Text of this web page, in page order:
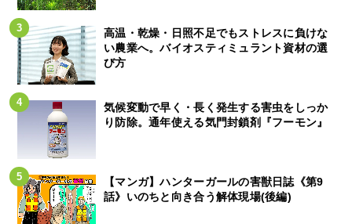
高温・乾燥・日照不足でもストレスに負けな
い農業へ。バイオスティミュラント資材の選
び方
気候変動で早く・長く発生する害虫をしっか
り防除。通年使える気門封鎖剤『フーモン』
【マンガ】ハンターガールの害獣日誌《第9
話》いのちと向き合う解体現場(後編)